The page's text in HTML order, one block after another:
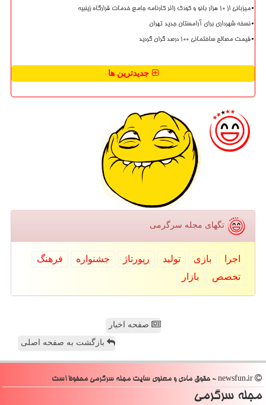
میزبانی از ۱۰ هزار بانو و کودک زائر کارنامه جامع خدمات قرارگاه زینبیه
نسخه شهرداری برای آرامستان جدید تهران
قیمت مصالح ساختمانی ۱۰۰ درصد گران گردید
جدیدترین ها
تگهای مجله سرگرمی
اجرا بازی تولید رپورتاژ جشنواره
فرهنگ
تخصص
بازار
صفحه اخبار
بازگشت به صفحه اصلی
مجله سرگرمی